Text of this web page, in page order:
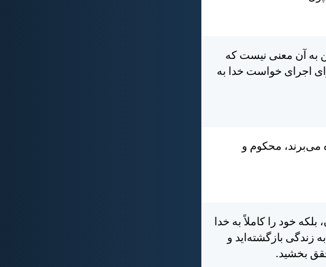
به آن معنی نيست كه
اجرای خواست خدا به
می‌برند، محكوم و
خود را كاملاً به خدا
زندگی بازگشته‌ايد و
بخشيد.